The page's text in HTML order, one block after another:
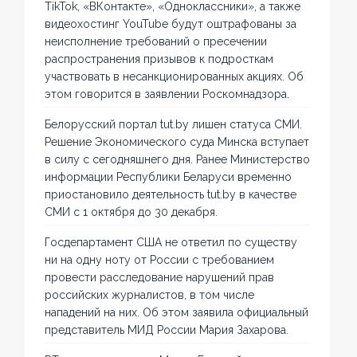
TikTok, «ВКонтакте», «Одноклассники», а также
видеохостинг YouTube будут оштрафованы за
неисполнение требований о пресечении
распространения призывов к подросткам
участвовать в несанкционированных акциях. Об
этом говорится в заявлении Роскомнадзора.
Белорусский портал tut.by лишен статуса СМИ.
Решение Экономического суда Минска вступает
в силу с сегодняшнего дня. Ранее Министерство
информации Республики Беларуси временно
приостановило деятельность tut.by в качестве
СМИ с 1 октября до 30 декабря.
Госдепартамент США не ответил по существу
ни на одну ноту от России с требованием
провести расследование нарушений прав
российских журналистов, в том числе
нападений на них. Об этом заявила официальный
представитель МИД России Мария Захарова.